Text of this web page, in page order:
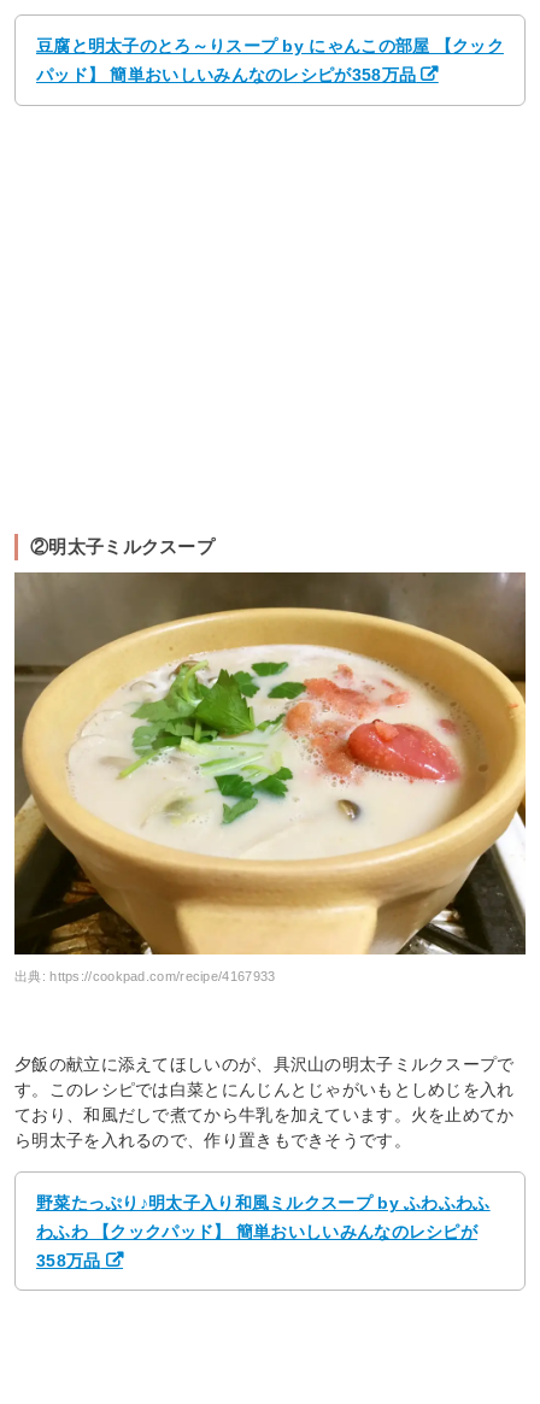
豆腐と明太子のとろ～りスープ by にゃんこの部屋 【クック
パッド】 簡単おいしいみんなのレシピが358万品
②明太子ミルクスープ
出典:https://cookpad.com/recipe/4167933
夕飯の献立に添えてほしいのが、具沢山の明太子ミルクスープで
す。このレシピでは白菜とにんじんとじゃがいもとしめじを入れ
ており、和風だしで煮てから牛乳を加えています。火を止めてか
ら明太子を入れるので、作り置きもできそうです。
野菜たっぷり♪明太子入り和風ミルクスープ by ふわふわふ
わふわ 【クックパッド】 簡単おいしいみんなのレシピが
358万品